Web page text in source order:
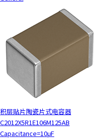
积层贴片陶瓷片式电容器
C2012X5R1E106M125AB
Capacitance=10μF